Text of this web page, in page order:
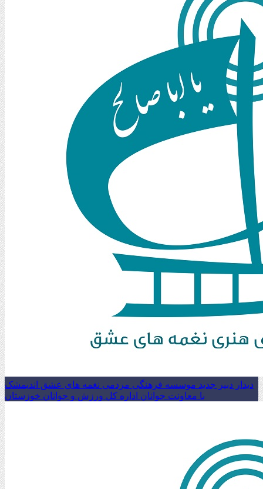
دیدار دبیر جدید موسسه فرهنگی مردمی نغمه های عشق اندیمشک
با معاونت جوانان اداره کل ورزش و جوانان خوزستان